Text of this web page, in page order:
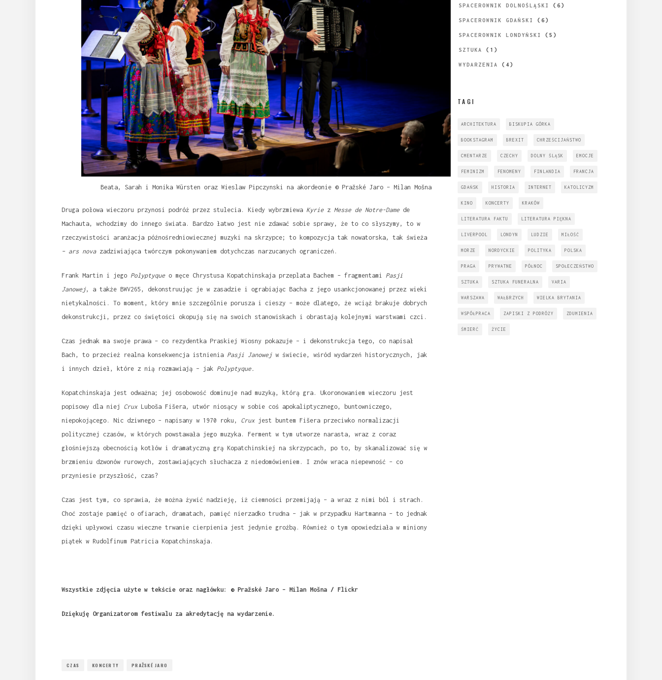
Beata, Sarah i Monika Würsten oraz Wieslaw Pipczynski na akordeonie © Pražské Jaro – Milan Mošna
Druga połowa wieczoru przynosi podróż przez stulecia. Kiedy wybrzmiewa Kyriez Messe de Notre-Dame de
Machauta, wchodzimy do innego świata. Bardzo łatwo jest nie zdawać sobie sprawy, że to co słyszymy, to w
rzeczywistości aranżacja późnośredniowiecznej muzyki na skrzypce; to kompozycja tak nowatorska, tak świeża
– ars novazadziwiająca twórczym pokonywaniem dotychczas narzucanych ograniczeń.
Frank Martin i jego Polyptyque o męce Chrystusa Kopatchinskaja przeplata Bachem – fragmentami Pasji
Janowej, a także BWV265, dekonstruując je w zasadzie i ograbiając Bacha z jego usankcjonowanej przez wieki
nietykalności. To moment, który mnie szczególnie porusza i cieszy – może dlatego, że wciąż brakuje dobrych
dekonstrukcji, przez co świętości okopują się na swoich stanowiskach i obrastają kolejnymi warstwami czci.
Czas jednak ma swoje prawa – co rezydentka Praskiej Wiosny pokazuje – i dekonstrukcja tego, co napisał
Bach, to przecież realna konsekwencja istnienia Pasji Janowejw świecie, wśród wydarzeń historycznych, jak
i innych dzieł, które z nią rozmawiają – jak Polyptyque.
Kopatchinskaja jest odważna; jej osobowość dominuje nad muzyką, którą gra. Ukoronowaniem wieczoru jest
popisowy dla niej Crux Luboša Fišera, utwór niosący w sobie coś apokaliptycznego, buntowniczego,
niepokojącego. Nic dziwnego – napisany w 1970 roku, Crux jest buntem Fišera przeciwko normalizacji
politycznej czasów, w których powstawała jego muzyka. Ferment w tym utworze narasta, wraz z coraz
głośniejszą obecnością kotłów i dramatyczną grą Kopatchinskiej na skrzypcach, po to, by skanalizować się w
brzmieniu dzwonów rurowych, zostawiających słuchacza z niedomówieniem. I znów wraca niepewność – co
przyniesie przyszłość, czas?
Czas jest tym, co sprawia, że można żywić nadzieję, iż ciemności przemijają – a wraz z nimi ból i strach.
Choć zostaje pamięć o ofiarach, dramatach, pamięć nierzadko trudna – jak w przypadku Hartmanna – to jednak
dzięki upływowi czasu wieczne trwanie cierpienia jest jedynie groźbą. Również o tym opowiedziała w miniony
piątek w Rudolfinum Patricia Kopatchinskaja.
Wszystkie zdjęcia użyte w tekście oraz nagłówku: © Pražské Jaro – Milan Mošna / Flickr
Dziękuję Organizatorom festiwalu za akredytację na wydarzenie.
CZAS KONCERTY PRAŽSKÉ JARO
SPACEROWNIK DOLNOŚLĄSKI (6)
SPACEROWNIK GDAŃSKI (6)
SPACEROWNIK LONDYŃSKI (5)
SZTUKA (1)
WYDARZENIA (4)
TAGI
ARCHITEKTURA BISKUPIA GÓRKA
BOOKSTAGRAM BREXIT CHRZEŚCIJAŃSTWO
CMENTARZE CZECHY DOLNY ŚLĄSK EMOCJE
FEMINIZM FENOMENY FINLANDIA FRANCJA
GDAŃSK HISTORIA INTERNET KATOLICYZM
KINO KONCERTY KRAKÓW
LITERATURA FAKTU LITERATURA PIĘKNA
LIVERPOOL LONDYN LUDZIE MIŁOŚĆ
MORZE NORDYCKIE POLITYKA POLSKA
PRAGA PRYWATNE PÓŁNOC SPOŁECZEŃSTWO
SZTUKA SZTUKA FUNERALNA VARIA
WARSZAWA WAŁBRZYCH WIELKA BRYTANIA
WSPÓŁPRACA ZAPISKI Z PODRÓŻY ZDUMIENIA
ŚMIERĆ ŻYCIE